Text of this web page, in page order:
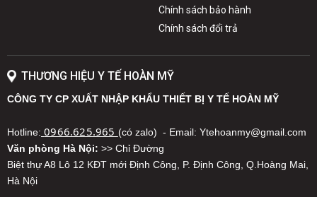
Chính sách bảo hành
Chính sách đổi trả
THƯƠNG HIỆU Y TẾ HOÀN MỸ
CÔNG TY CP XUẤT NHẬP KHẨU THIẾT BỊ Y TẾ HOÀN MỸ
Hotline: 0966.625.965 (có zalo) - Email: Ytehoanmy@gmail.com
Văn phòng Hà Nội: >> Chỉ Đường
Biệt thự A8 Lô 12 KĐT mới Định Công, P. Định Công, Q.Hoàng Mai,
Hà Nội